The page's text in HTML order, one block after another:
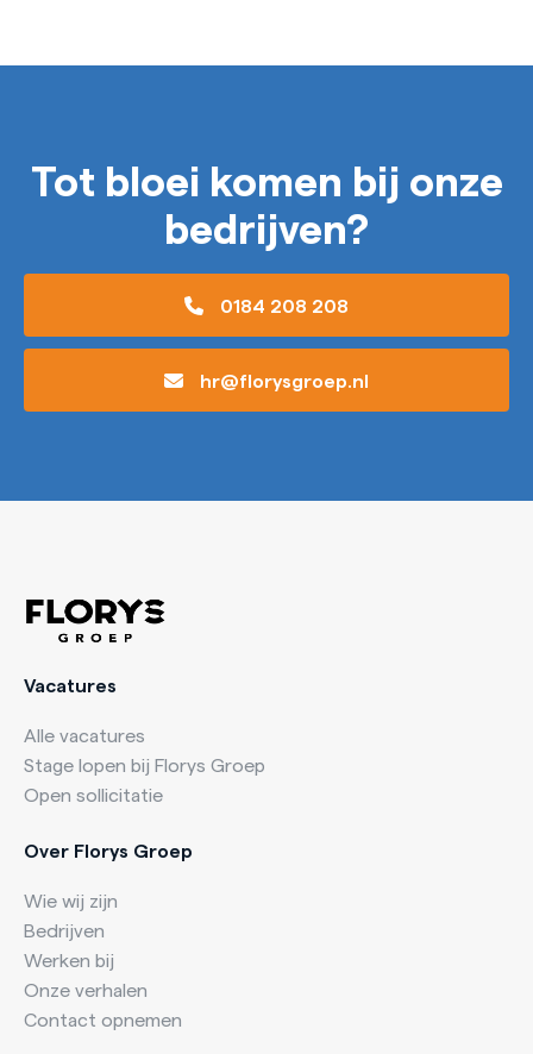
Tot bloei komen bij onze
bedrijven?
0184 208 208
hr@florysgroep.nl
Vacatures
Alle vacatures
Stage lopen bij Florys Groep
Open sollicitatie
Over Florys Groep
Wie wij zijn
Bedrijven
Werken bij
Onze verhalen
Contact opnemen